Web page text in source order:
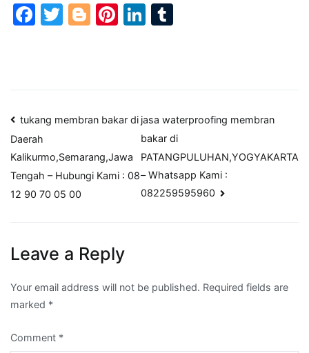
Facebook
Twitter
Blogger
Pinterest
LinkedIn
Post
navigation
tukang membran bakar di
Daerah
Kalikurmo,Semarang,Jawa
Tengah – Hubungi Kami : 08
12 90 70 05 00
jasa waterproofing membran
bakar di
PATANGPULUHAN,YOGYAKARTA
– Whatsapp Kami :
082259595960
Leave a Reply
Your email address will not be published. Required fields are
marked *
Comment *